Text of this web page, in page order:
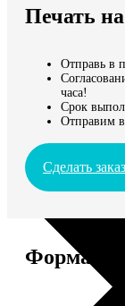
Мы доставляем
Печать
Отправь в
часа!
Срок
Отправим
Сделать заказ
Форматы